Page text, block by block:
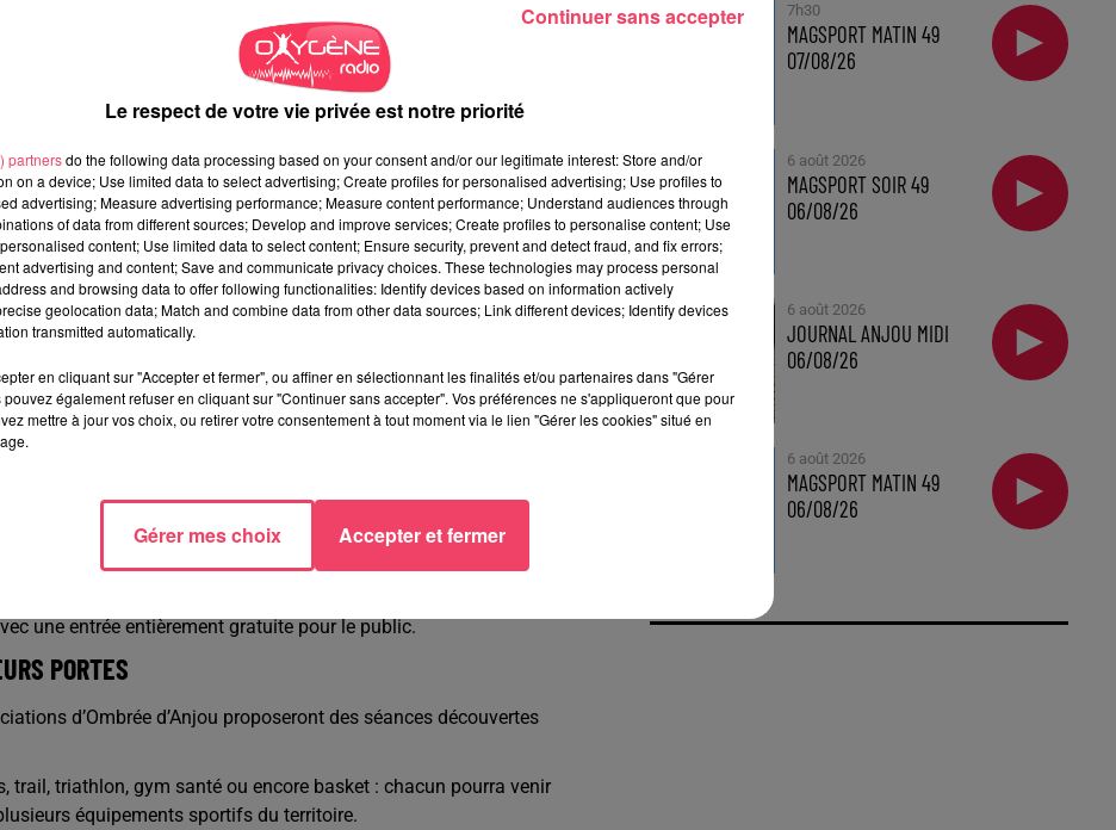
portes ouvertes des associations, défis collectifs, animations pour
sportives organisées sur le territoire.
au plus grand nombre de découvrir de nouvelles disciplines,
physique au quotidien dans une ambiance conviviale et
AIR DE COMBRÉE
le mardi 9 juin de 17h à 20h à la salle de sport de Bel-Air de
en continu :
avec le « défi multisport », organisé avec plusieurs associations
une entrée entièrement gratuite pour le public.
PORTES
d’Ombrée d’Anjou proposeront des séances découvertes
trail, triathlon, gym santé ou encore basket : chacun pourra venir
équipements sportifs du territoire.
7h30
MAGSPORT MATIN 49
07/08/26
6 août 2026
MAGSPORT SOIR 49
06/08/26
6 août 2026
JOURNAL ANJOU MIDI
06/08/26
6 août 2026
MAGSPORT MATIN 49
06/08/26
Le respect de votre vie privée est notre priorité
partnersdo the following data processing based on your consent and/or our legitimate interest: Store and/or
on a device; Use limited data to select advertising; Create profiles for personalised advertising; Use profiles to
advertising; Measure advertising performance; Measure content performance; Understand audiences through
of data from different sources; Develop and improve services; Create profiles to personalise content; Use
content; Use limited data to select content; Ensure security, prevent and detect fraud, and fix errors;
advertising and content; Save and communicate privacy choices. These technologies may process personal
and browsing data to offer following functionalities: Identify devices based on information actively
geolocation data; Match and combine data from other data sources; Link different devices; Identify devices
transmitted automatically.
en cliquant sur "Accepter et fermer", ou affiner en sélectionnant les finalités et/ou partenaires dans "Gérer
pouvez également refuser en cliquant sur "Continuer sans accepter". Vos préférences ne s'appliqueront que pour
mettre à jour vos choix, ou retirer votre consentement à tout moment via le lien "Gérer les cookies" situé en
Gérer mes choix Accepter et fermer
Continuer sans accepter